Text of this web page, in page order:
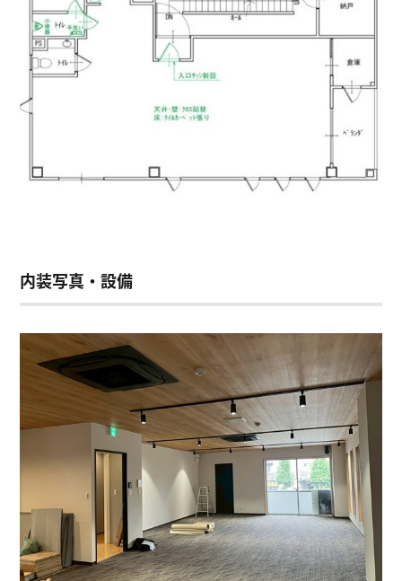
内装写真・設備